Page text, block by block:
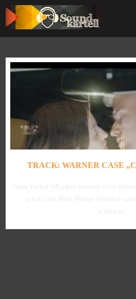
TRACK: WARNER CASE
New Yorker Musiker warner case
packt der New Yorker Musiker
schickes...